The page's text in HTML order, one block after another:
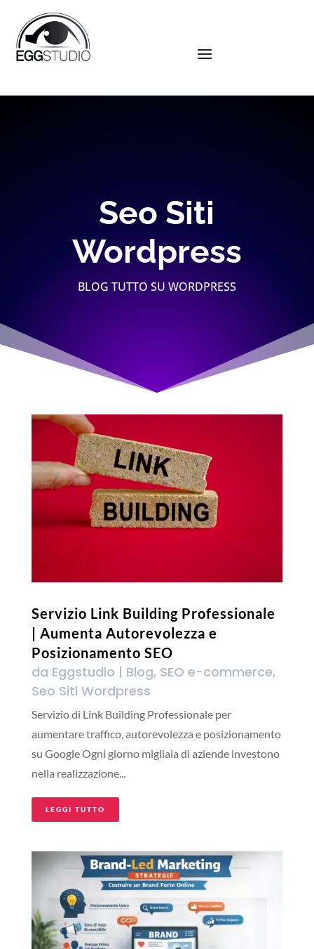
Seo Siti
Wordpress
BLOG TUTTO SU WORDPRESS
Servizio Link Building Professionale
| Aumenta Autorevolezza e
Posizionamento SEO
da Eggstudio | Blog, SEO e-commerce,
Seo Siti Wordpress
Servizio di Link Building Professionale per
aumentare traffico, autorevolezza e posizionamento
su Google Ogni giorno migliaia di aziende investono
nella realizzazione...
LEGGI TUTTO